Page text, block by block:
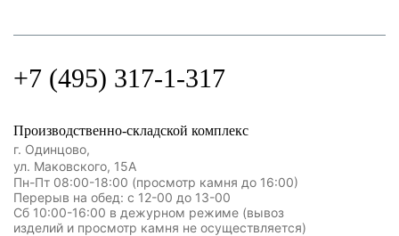
+7 (495) 317-1-317
Производственно-складской комплекс
г. Одинцово,
ул. Маковского, 15А
Пн-Пт 08:00-18:00 (просмотр камня до 16:00)
Перерыв на обед: с 12-00 до 13-00
Сб 10:00-16:00 в дежурном режиме (вывоз
изделий и просмотр камня не осуществляется)